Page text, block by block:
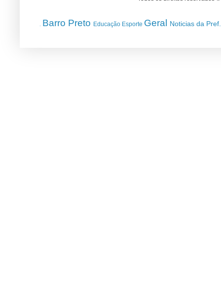
Barro Preto Educação Esporte Geral Noticias da